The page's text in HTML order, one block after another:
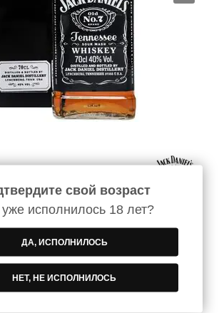
Спрашивайте!
грн/шт −
свой возраст
исполнилось 18 лет?
ДА, ИСПОЛНИЛОСЬ
НЕТ, НЕ ИСПОЛНИЛОСЬ